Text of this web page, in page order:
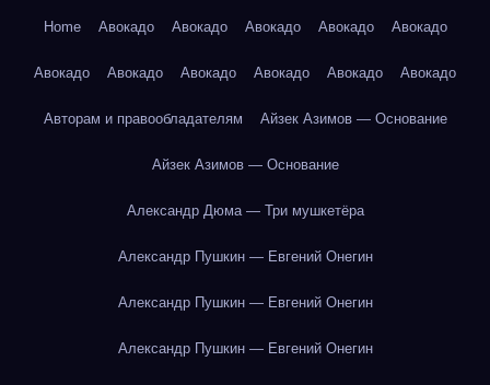
Home Авокадо Авокадо Авокадо Авокадо Авокадо
Авокадо Авокадо Авокадо Авокадо Авокадо Авокадо
Авторам и правообладателям Айзек Азимов — Основание
Айзек Азимов — Основание
Александр Дюма — Три мушкетёра
Александр Пушкин — Евгений Онегин
Александр Пушкин — Евгений Онегин
Александр Пушкин — Евгений Онегин